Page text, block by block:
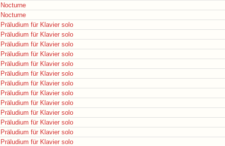
Nocturne
Nocturne
Präludium für Klavier solo
Präludium für Klavier solo
Präludium für Klavier solo
Präludium für Klavier solo
Präludium für Klavier solo
Präludium für Klavier solo
Präludium für Klavier solo
Präludium für Klavier solo
Präludium für Klavier solo
Präludium für Klavier solo
Präludium für Klavier solo
Präludium für Klavier solo
Präludium für Klavier solo